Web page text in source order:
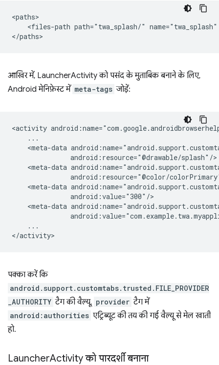
<files-path path="twa_splash/" name="twa_splash"
आखिर में, LauncherActivity को पसंद के मुताबिक बनाने के लिए,
Android मेनिफ़ेस्ट में meta-tags जोड़ें:
<activity
<meta-data
<meta-data
<meta-data
<meta-data
...
पक्का करें कि
android.support.customtabs.trusted.FILE_PROVIDER
_AUTHORITY टैग की वैल्यू, provider टैग में
android:authorities एट्रिब्यूट की तय की गई वैल्यू से मेल खाती
हो.
LauncherActivity को पारदर्शी बनाना